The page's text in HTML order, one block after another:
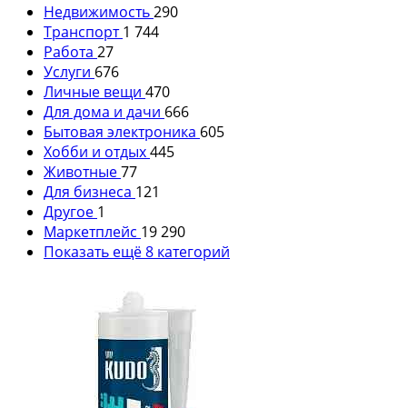
Недвижимость290
Транспорт 1 744
Работа 27
Услуги 676
Личные вещи 470
Для дома и дачи 666
Бытовая электроника 605
Хобби и отдых445
Животные77
Для бизнеса 121
Другое 1
Маркетплейс 19 290
Показать ещё 8 категорий